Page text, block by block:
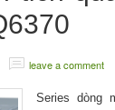
leave a comment
Series dòng